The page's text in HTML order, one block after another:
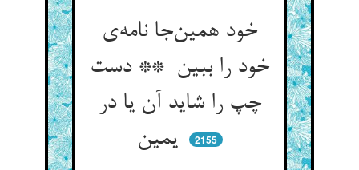
خود همین‌جا نامه‌ی
خود را ببین ** دست
چپ را شاید آن یا در
یمین
2155